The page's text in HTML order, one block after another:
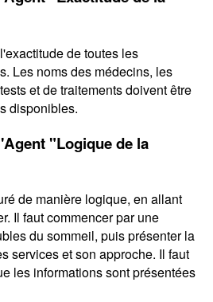
de toutes les
Les noms des médecins, les
et de traitements doivent être
disponibles.
"Logique de la
de manière logique, en allant
Il faut commencer par une
du sommeil, puis présenter la
services et son approche. Il faut
les informations sont présentées